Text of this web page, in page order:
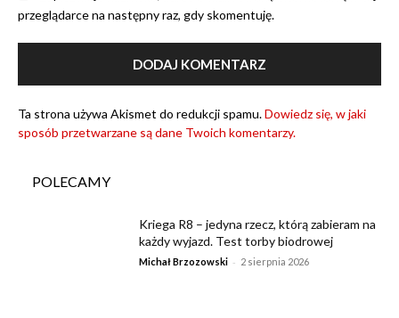
przeglądarce na następny raz, gdy skomentuję.
Ta strona używa Akismet do redukcji spamu.Dowiedz się, w jaki
sposób przetwarzane są dane Twoich komentarzy.
POLECAMY
Kriega R8 – jedyna rzecz, którą zabieram na
każdy wyjazd. Test torby biodrowej
Michał Brzozowski - 2 sierpnia 2026